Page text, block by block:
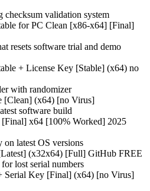
validation system
for PC Clean [x86-x64] [Final]
resets software trial and demo
+ License Key [Stable] (x64) no
with randomizer
[Clean] (x64) [no Virus]
software build
x64 [100% Worked] 2025
on latest OS versions
(x32x64) [Full] GitHub FREE
lost serial numbers
Serial Key [Final] (x64) [no Virus]